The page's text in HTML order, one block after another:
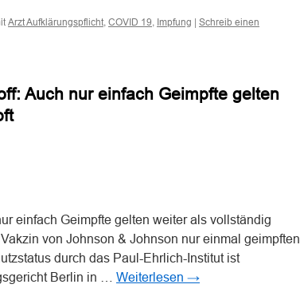
Arzt Aufklärungspflicht, COVID 19, Impfung | Schreib einen
Auch nur einfach Geimpfte gelten
einfach Geimpfte gelten weiter als vollständig
von Johnson & Johnson nur einmal geimpften
durch das Paul-Ehrlich-Institut ist
Berlin in … Weiterlesen →